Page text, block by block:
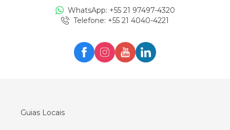
WhatsApp: +55 21 97497-4320
Telefone: +55 21 4040-4221
Guias Locais